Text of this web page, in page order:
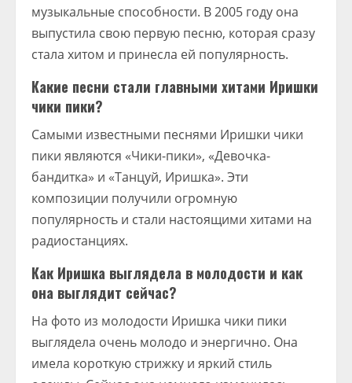
музыкальные способности. В 2005 году она
выпустила свою первую песню, которая сразу
стала хитом и принесла ей популярность.
Какие песни стали главными хитами Иришки
чики пики?
Самыми известными песнями Иришки чики
пики являются «Чики-пики», «Девочка-
бандитка» и «Танцуй, Иришка». Эти
композиции получили огромную
популярность и стали настоящими хитами на
радиостанциях.
Как Иришка выглядела в молодости и как
она выглядит сейчас?
На фото из молодости Иришка чики пики
выглядела очень молодо и энергично. Она
имела короткую стрижку и яркий стиль